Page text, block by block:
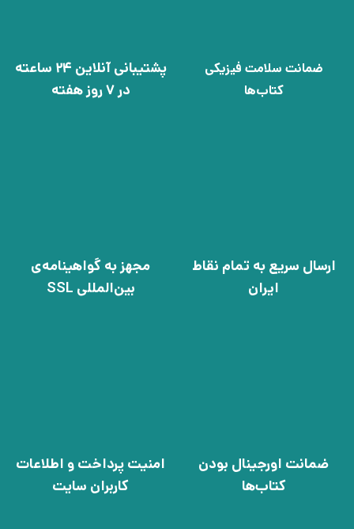
ضمانت سلامت فیزیکی
کتاب‌ها
پشتیبانی آنلاین 24 ساعته
در 7 روز هفته
ارسال سریع به تمام نقاط
ایران
مجهز به گواهینامه‌ی
بین‌المللی SSL
ضمانت اورجینال بودن
کتاب‌ها
امنیت پرداخت و اطلاعات
کاربران سایت